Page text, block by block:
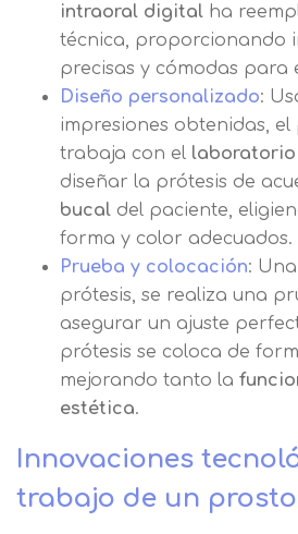
intraoral digital ha
técnica, proporcionando
precisas y cómodas para
Diseño personalizado:
impresiones obtenidas,
trabaja con el
diseñar la prótesis de
bucal del paciente,
forma y color adecuados.
Prueba y colocación:
prótesis, se realiza una
asegurar un ajuste
prótesis se coloca de
mejorando tanto la
estética.
Innovaciones
trabajo de un
Solicitar
información
Nombre
Solicitar
información
Nombre
Apellidos
Telefono
Email
Centro de
preferencia de
privacidad